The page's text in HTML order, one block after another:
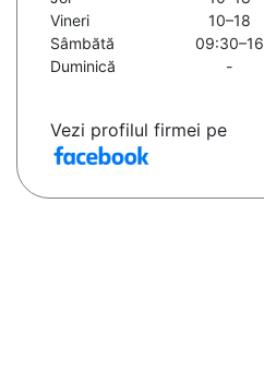
Vineri
10–18
Sâmbătă
09:30–16
Duminică
-
Vezi profilul firmei pe